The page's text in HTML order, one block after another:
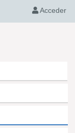
Acceder